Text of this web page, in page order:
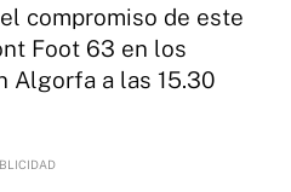
compromiso de este
Foot 63 en los
Algorfa a las 15.30